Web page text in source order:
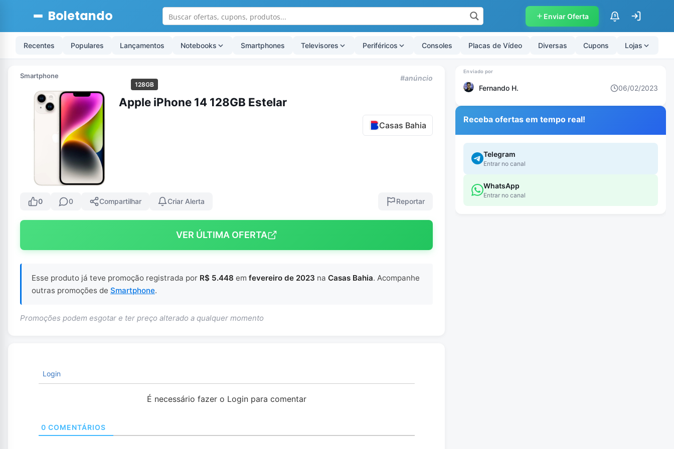
Boletando Enviar Oferta $
Recentes Populares Lançamentos Notebooks Smartphones Televisores Periféricos Consoles Placas de Vídeo Diversas Cupons Lojas
Smartphone
128GB
#anúncio
Apple iPhone 14 128GB Estelar
Casas Bahia
0 0 Compartilhar Criar Alerta Reportar
VER ÚLTIMA OFERTA
Esse produto já teve promoção registrada por R$ 5.448 em fevereiro de 2023 na Casas Bahia. Acompanhe
outras promoções de Smartphone.
Promoções podem esgotar e ter preço alterado a qualquer momento
Login
É necessário fazer o Login para comentar
0 COMENTÁRIOS
Fernando H. 06/02/2023
Receba ofertas em tempo real!
Telegram
Entrar no canal
WhatsApp
Entrar no canal